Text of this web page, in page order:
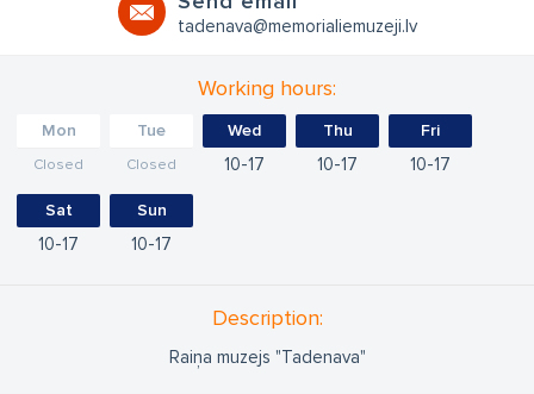
tadenava@memorialiemuzeji.lv
Working hours:
Mon
Closed
Tue
Closed
Wed
10 17
Thu
10 17
Fri
10 17
Sat
10 17
Sun
10 17
Description:
Raiņa muzejs "Tadenava"